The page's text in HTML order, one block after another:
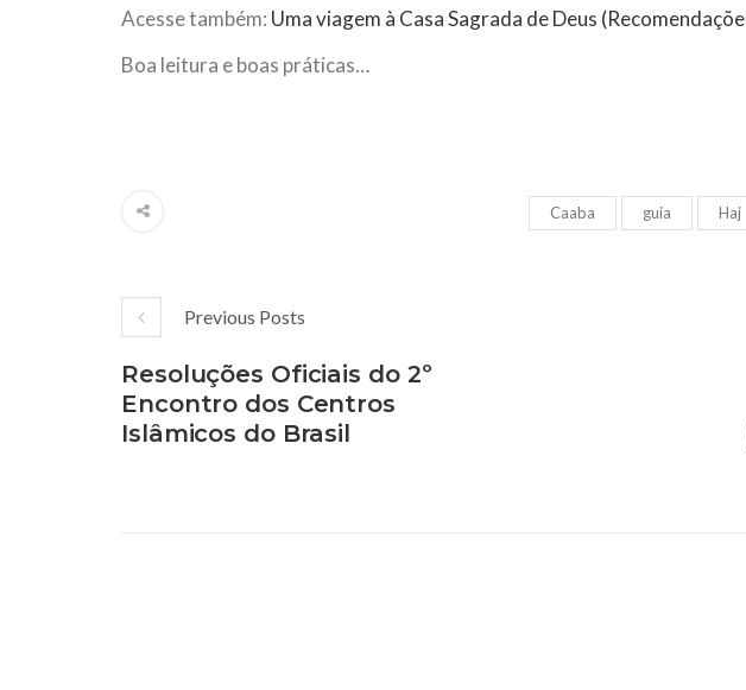
Acesse também: Uma viagem à Casa Sagrada de Deus
Boa leitura e boas práticas…
Caaba guia Haj
Previous Posts
Resoluções Oficiais do 2º
Encontro dos Centros
Islâmicos do Brasil